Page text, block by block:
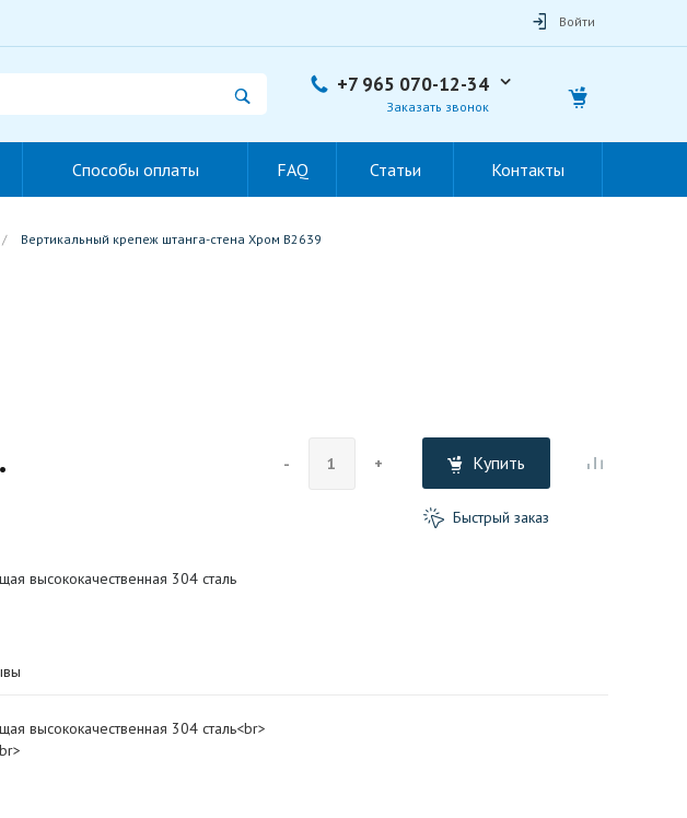
Войти
+7 965 070-12-34
Заказать звонок
Способы оплаты FAQ Статьи Контакты
/ Вертикальный крепеж штанга-стена Хром B2639
- + Купить
Быстрый заказ
высококачественная 304 сталь
высококачественная 304 сталь<br>